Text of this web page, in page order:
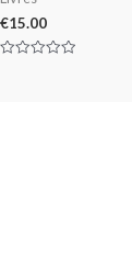
€15.00